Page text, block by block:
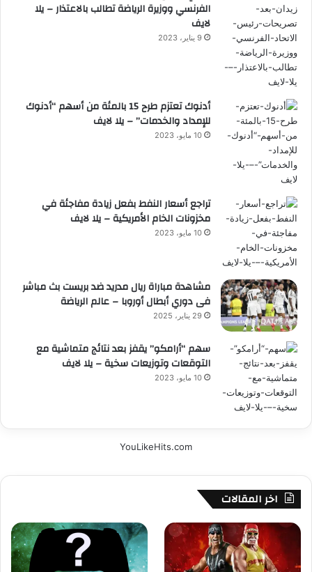
الفرنسي ووزيرة الرياضة تطالب بالاعتذار – يلا
لايف
9 يناير، 2023
أدنوك تعتزم طرح 15 بالمئة من أسهم “أدنوك
للإمداد والخدمات” – يلا لايف
10 مايو، 2023
تراجع أسعار النفط بفعل زيادة مفاجئة في
مخزونات الخام الأمريكية – يلا لايف
10 مايو، 2023
مشاهدة مباراة ريال مدريد ضد بريست بث مباشر
فى دوري أبطال أوروبا – عالم الرياضة
29 يناير، 2025
سهم “أرامكو” يقفز بعد نتائج متماشية مع
التوقعات وتوزيعات سخية – يلا لايف
10 مايو، 2023
YouLikeHits.com
اخر المقالات